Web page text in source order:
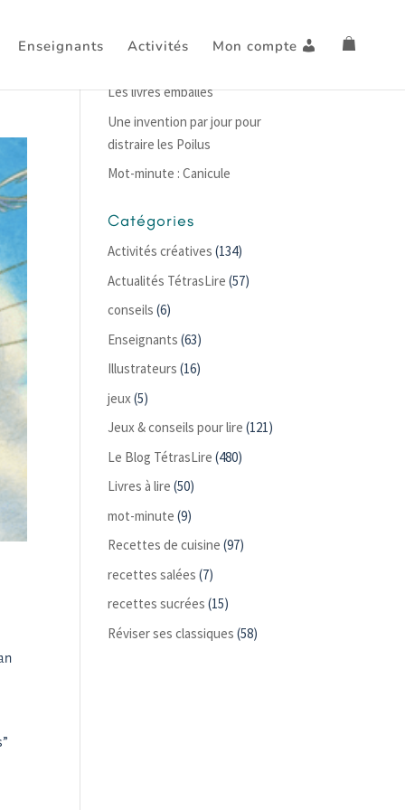
Enseignants Activités Mon compte
Les livres emballés
Une invention par jour pour
distraire les Poilus
Mot-minute : Canicule
Catégories
Activités créatives (134)
Actualités TétrasLire (57)
conseils (6)
Enseignants (63)
Illustrateurs (16)
jeux (5)
Jeux & conseils pour lire (121)
Le Blog TétrasLire (480)
Livres à lire (50)
mot-minute (9)
Recettes de cuisine (97)
recettes salées (7)
recettes sucrées (15)
Réviser ses classiques (58)